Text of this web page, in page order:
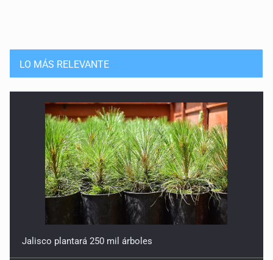
LO MÁS RELEVANTE
Jalisco plantará 250 mil árboles